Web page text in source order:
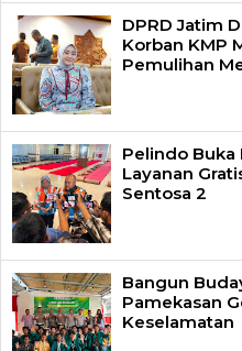
DPRD Jatim
Korban KMP
Pemulihan
Pelindo Buka
Layanan
Sentosa 2
Bangun
Pamekasan
Keselamatan